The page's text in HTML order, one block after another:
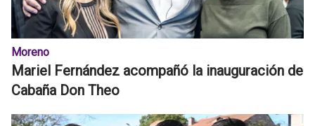
Moreno
Mariel Fernández acompañó la inauguración de
Cabaña Don Theo